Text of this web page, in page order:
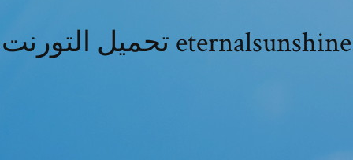
تحميل التورنت eternalsunshine